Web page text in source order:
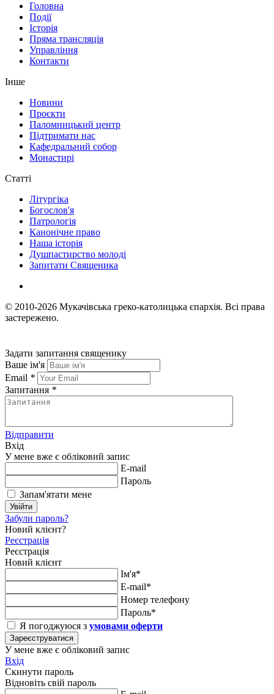
Головна
Події
Історія
Пряма трансляція
Управління
Контакти
Інше
Новини
Проєкти
Паломницький центр
Підтримати нас
Кафедральний собор
Монастирі
Статті
Літургіка
Богослов'я
Патрологія
Канонічне право
Наша історія
Душпастирство молоді
Запитати Священика
© 2010-2026 Мукачівська греко-католицька єпархія. Всі права
застережено.
Задати запитання священику
Ваше ім'я
Email *
Запитання *
Відправити
Вхід
У мене вже є обліковий запис
E-mail
Пароль
Запам'ятати мене
Увійти
Забули пароль?
Новий клієнт?
Реєстрація
Реєстрація
Новий клієнт
Ім'я*
E-mail*
Номер телефону
Пароль*
Я погоджуюся з умовами оферти
Зареєструватися
У мене вже є обліковий запис
Вхід
Скинути пароль
Відновіть свій пароль